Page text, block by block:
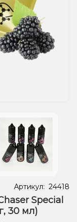
Артикул: 24418
Special
30 мл)